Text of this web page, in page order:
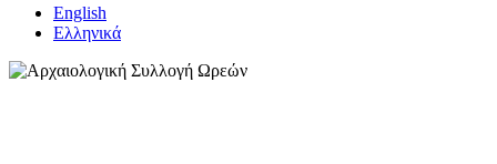
English
Ελληνικά